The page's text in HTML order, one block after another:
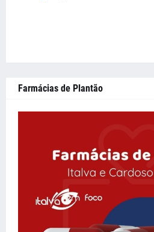
Farmácias de Plantão